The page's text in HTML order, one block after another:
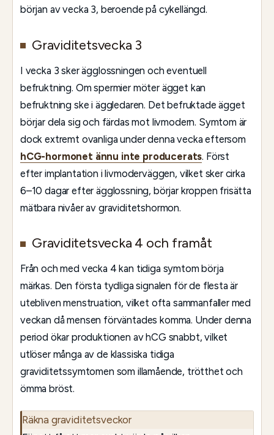
början av vecka 3, beroende på cykellängd.
Graviditetsvecka 3
I vecka 3 sker ägglossningen och eventuell
befruktning. Om spermier möter ägget kan
befruktning ske i äggledaren. Det befruktade ägget
börjar dela sig och färdas mot livmodern. Symtom är
dock extremt ovanliga under denna vecka eftersom
hCG-hormonet ännu inte producerats. Först
efter implantation i livmoderväggen, vilket sker cirka
6–10 dagar efter ägglossning, börjar kroppen frisätta
mätbara nivåer av graviditetshormon.
Graviditetsvecka 4 och framåt
Från och med vecka 4 kan tidiga symtom börja
märkas. Den första tydliga signalen för de flesta är
utebliven menstruation, vilket ofta sammanfaller med
veckan då mensen förväntades komma. Under denna
period ökar produktionen av hCG snabbt, vilket
utlöser många av de klassiska tidiga
graviditetssymtomen som illamående, trötthet och
ömma bröst.
Räkna graviditetsveckor